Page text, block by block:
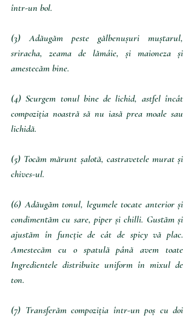
într-un bol.
(3) Adăugăm peste gălbenușuri muștarul,
sriracha, zeama de lămâie, și maioneza și
amestecăm bine.
(4) Scurgem tonul bine de lichid, astfel încât
compoziția noastră să nu iasă prea moale sau
lichidă.
(5) Tocăm mărunt șalotă, castravetele murat și
chives-ul.
(6) Adăugăm tonul, legumele tocate anterior și
condimentăm cu sare, piper și chilli. Gustăm și
ajustăm în funcție de cât de spicy vă plac.
Amestecăm cu o spatulă până avem toate
Ingredientele distribuite uniform în mixul de
ton.
(7) Transferăm compoziția într-un poș cu doi